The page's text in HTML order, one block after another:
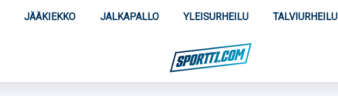
JÄÄKIEKKO JALKAPALLO YLEISURHEILU TALVIURHEILU